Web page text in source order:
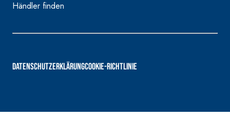
Händler finden
DATENSCHUTZERKLÄRUNGCOOKIE-RICHTLINIE